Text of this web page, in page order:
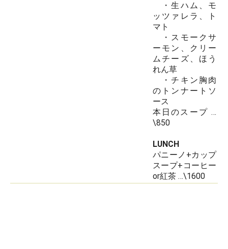
・生ハム、モ
ッツァレラ、ト
マト
・スモークサ
ーモン、クリー
ムチーズ、ほう
れん草
・チキン胸肉
のトンナートソ
ース
本日のスープ …
\850
LUNCH
パニーノ+カップ
スープ+コーヒー
or紅茶 …\1600